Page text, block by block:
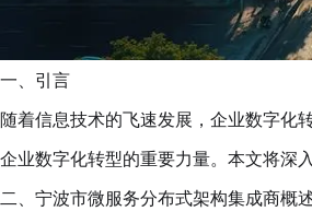
一、引言
随着信息技术的飞速发展，企业数字化
企业数字化转型的重要力量。本文将深
二、宁波市微服务分布式架构集成商概